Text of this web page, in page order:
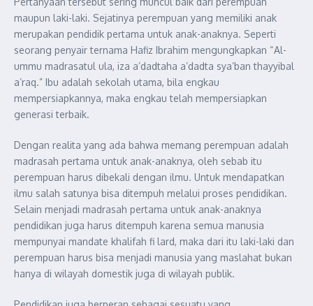
maupun laki-laki. Sejatinya perempuan yang memiliki anak
merupakan pendidik pertama untuk anak-anaknya. Seperti
seorang penyair ternama Hafiz Ibrahim mengungkapkan “Al-
ummu madrasatul ula, iza a’dadtaha a’dadta sya’ban thayyibal
a’raq.” Ibu adalah sekolah utama, bila engkau
mempersiapkannya, maka engkau telah mempersiapkan
generasi terbaik.
Dengan realita yang ada bahwa memang perempuan adalah
madrasah pertama untuk anak-anaknya, oleh sebab itu
perempuan harus dibekali dengan ilmu. Untuk mendapatkan
ilmu salah satunya bisa ditempuh melalui proses pendidikan.
Selain menjadi madrasah pertama untuk anak-anaknya
pendidikan juga harus ditempuh karena semua manusia
mempunyai mandate khalifah fi lard, maka dari itu laki-laki dan
perempuan harus bisa menjadi manusia yang maslahat bukan
hanya di wilayah domestik juga di wilayah publik.